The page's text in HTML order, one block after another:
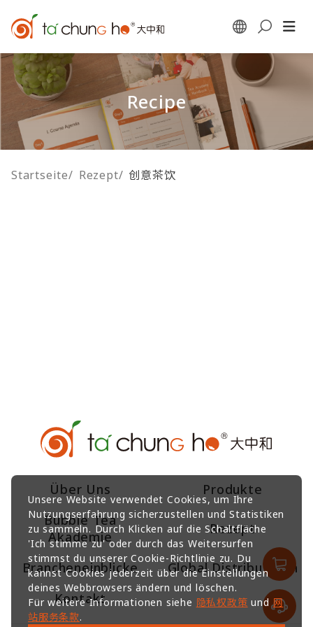
Recipe
Startseite/ Rezept/ 创意茶饮
Über Uns
Produkte
Bubble Tea
Akademie
Rezept
Brancheneinblicke
Global Distributoren
Kontakt
Unsere Website verwendet Cookies, um Ihre
Nutzungserfahrung sicherzustellen und Statistiken
zu sammeln. Durch Klicken auf die Schaltfläche
'Ich stimme zu' oder durch das Weitersurfen
stimmst du unserer Cookie-Richtlinie zu. Du
kannst Cookies jederzeit über die Einstellungen
deines Webbrowsers ändern und löschen.
Für weitere Informationen siehe 隐私权政策 und网
站服务条款.